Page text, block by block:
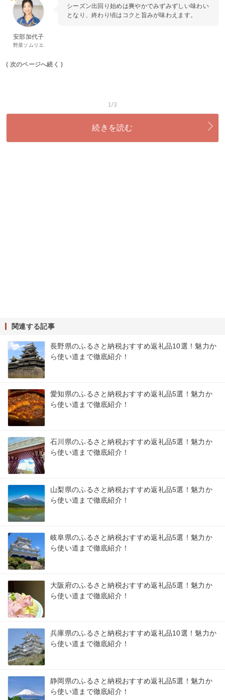
安部加代子
野菜ソムリエ
シーズン出回り始めは爽やかでみずみずしい味わい
となり、終わり頃はコクと旨みが味わえます。
( 次のページへ続く )
1/3
続きを読む
関連する記事
長野県のふるさと納税おすすめ返礼品10選！魅力か
ら使い道まで徹底紹介！
愛知県のふるさと納税おすすめ返礼品5選！魅力か
ら使い道まで徹底紹介！
石川県のふるさと納税おすすめ返礼品5選！魅力か
ら使い道まで徹底紹介！
山梨県のふるさと納税おすすめ返礼品5選！魅力か
ら使い道まで徹底紹介！
岐阜県のふるさと納税おすすめ返礼品5選！魅力か
ら使い道まで徹底紹介！
大阪府のふるさと納税おすすめ返礼品5選！魅力か
ら使い道まで徹底紹介！
兵庫県のふるさと納税おすすめ返礼品10選！魅力か
ら使い道まで徹底紹介！
静岡県のふるさと納税おすすめ返礼品5選！魅力か
ら使い道まで徹底紹介！